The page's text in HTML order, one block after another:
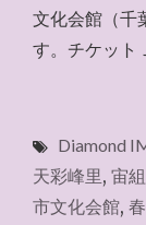
文化会館（千
す。チケット
Diamond
天彩峰里, 宙
市文化会館,